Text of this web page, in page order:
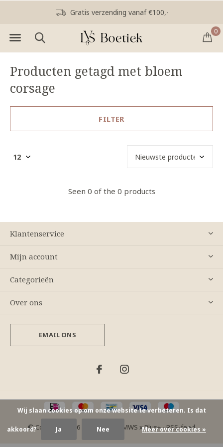
0
Gratis verzending vanaf €100,-
Producten getagd met bloem
corsage
FILTER
Seen 0 of the 0 products
Klantenservice
Mijn account
Categorieën
Over ons
EMAIL ONS
© Copyright 2026 - Theme By DMWS xPlus+-RSS-feed
Wij slaan cookies op om onze website te verbeteren. Is dat
akkoord? Ja Nee Meer over cookies »